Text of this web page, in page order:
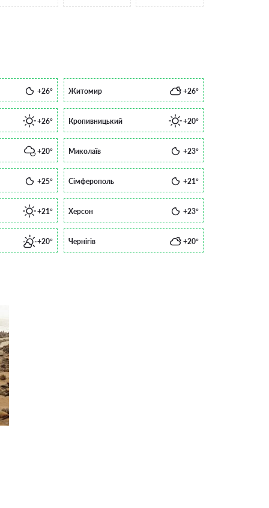
+26° Житомир +26°
+26° Кропивницький +20°
+20° Миколаїв +23°
+25° Сімферополь +21°
+21° Херсон +23°
+20° Чернігів +20°